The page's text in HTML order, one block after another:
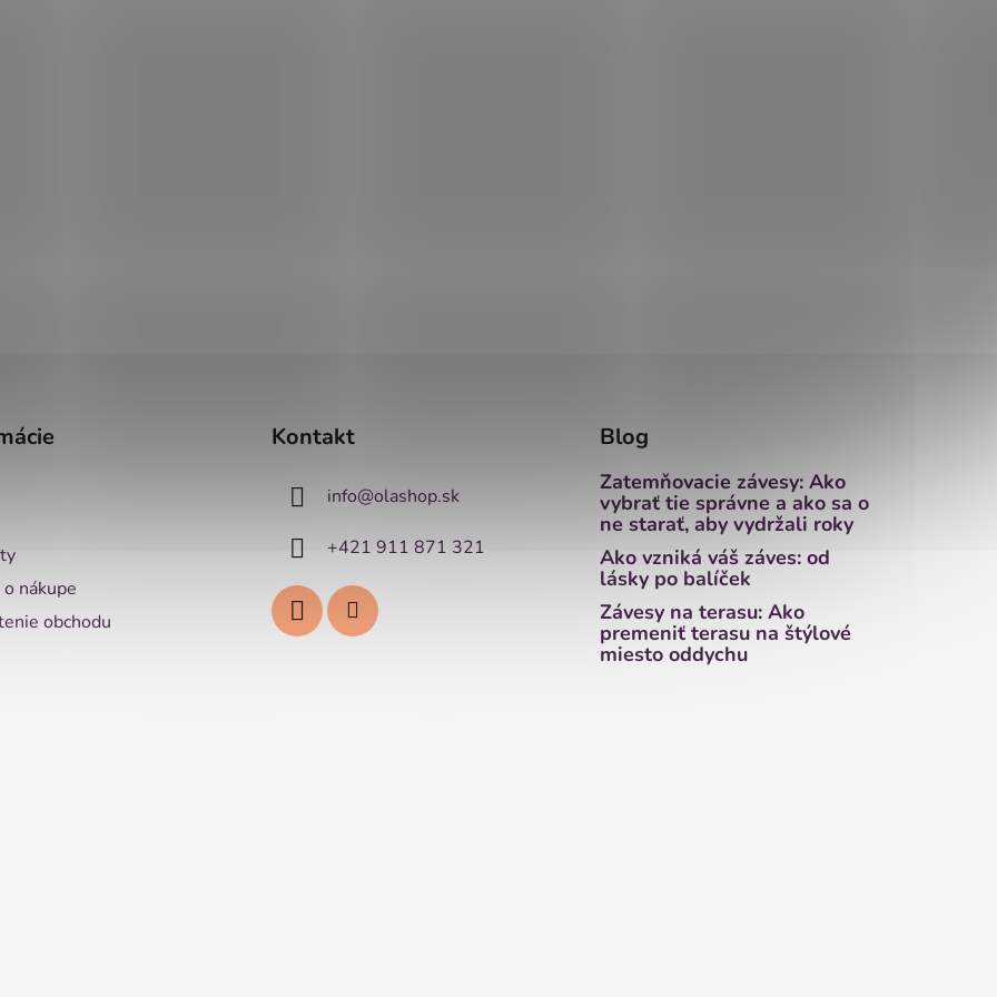
nákupe
obchodu
Kontakt
info@olashop.sk
+421 911 871 321
Blog
Zatemňovacie závesy: Ako
vybrať tie správne a ako sa o
ne starať, aby vydržali roky
Ako vzniká váš záves: od
lásky po balíček
Závesy na terasu: Ako
premeniť terasu na štýlové
miesto oddychu